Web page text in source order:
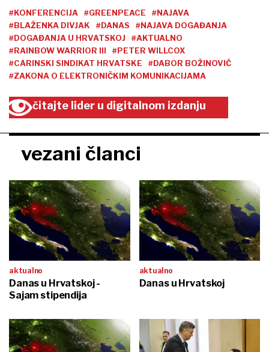
#KONFERENCIJA #GREENPEACE
#NAJAVA
#BLAŽENKA DIVJAK
#DANAS
#NAJAVA DOGAĐANJA
#DOGAĐANJA U HRVATSKOJ
#AKTUALNO
#RAINBOW WARRIOR III
#PETER WILLCOX
#CARINSKI SINDIKAT HRVATSKE
#DABOR BOŽINOVIĆ
#ZAKONA O ELEKTRONIČKIM KOMUNIKACIJAMA
čitajte lider u digitalnom izdanju
vezani članci
aktualno
Danas u Hrvatskoj -
Sajam stipendija
aktualno
Danas u Hrvatskoj